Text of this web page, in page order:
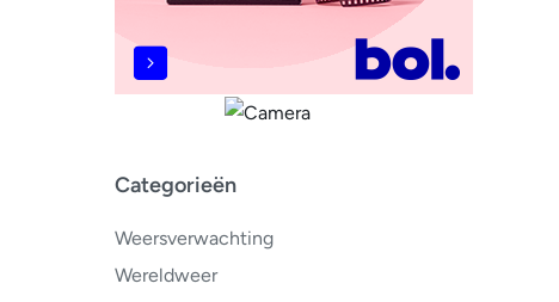
Categorieën
Weersverwachting
Wereldweer